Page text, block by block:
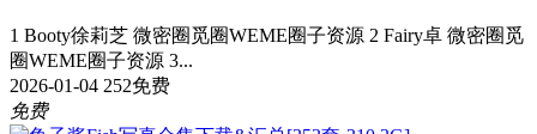
1 Booty徐莉芝 微密圈觅圈WEME圈子资源 2 Fairy卓 微密圈觅
圈WEME圈子资源 3...
2026-01-04 252免费
免费